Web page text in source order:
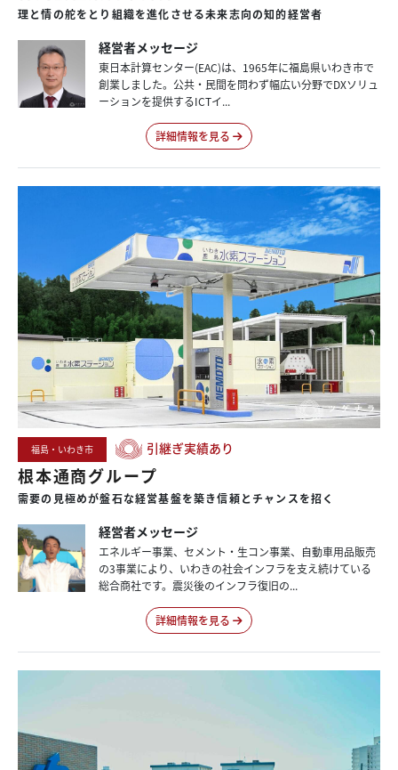
理と情の舵をとり 組織を進化させる未来志向の知的経営者
経営者メッセージ
東日本計算センター(EAC)は、1965年に福島県いわき市で
創業しました。公共・民間を問わず幅広い分野でDXソリュ
ーションを提供するICTイ...
詳細情報を見る
福島・いわき市 引継ぎ実績あり
根本通商グループ
需要の 見極めが盤石な経営基盤を築き信頼と チャンスを招く
経営者メッセージ
エネルギー事業、セメント・生コン事業、自動車用品販売
の3事業により、いわきの社会インフラを支え続けている
総合商社です。震災後のインフラ復旧の...
詳細情報を見る